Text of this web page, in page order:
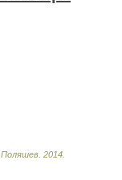
2014